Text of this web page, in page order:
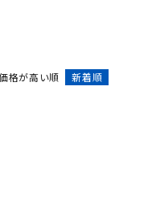
格が高い順 新着順